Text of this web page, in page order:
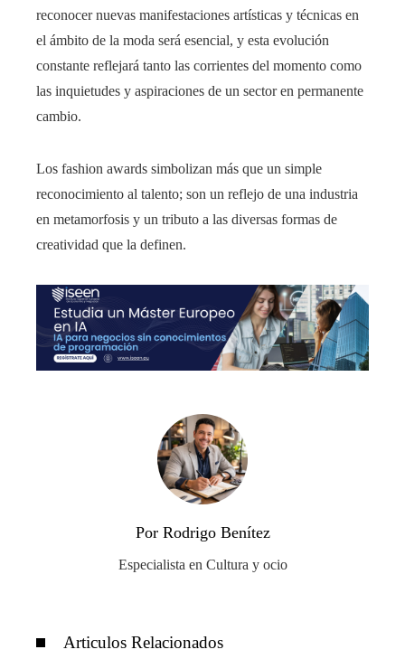
reconocer nuevas manifestaciones artísticas y técnicas en
el ámbito de la moda será esencial, y esta evolución
constante reflejará tanto las corrientes del momento como
las inquietudes y aspiraciones de un sector en permanente
cambio.
Los fashion awards simbolizan más que un simple
reconocimiento al talento; son un reflejo de una industria
en metamorfosis y un tributo a las diversas formas de
creatividad que la definen.
Por Rodrigo Benítez
Especialista en Cultura y ocio
Articulos Relacionados